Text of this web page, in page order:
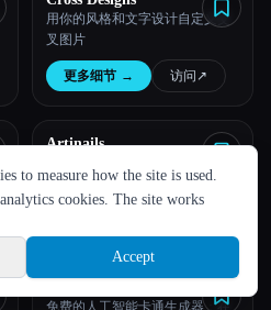
Русский 简体中文
Sign up
用你的风格和文字设计自定义交
叉图片
更多细节 → 访问 ↗︎
Artinails
艺术魔法
免费的人工智能卡通生成器：在
to measure how the site is used.
cookies. The site works
Accept